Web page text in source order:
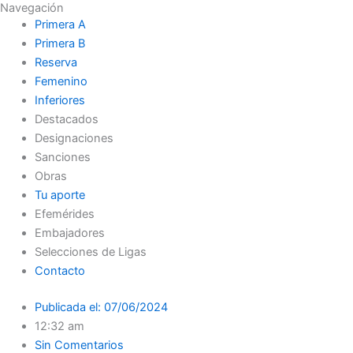
Navegación
Primera A
Primera B
Reserva
Femenino
Inferiores
Destacados
Designaciones
Sanciones
Obras
Tu aporte
Efemérides
Embajadores
Selecciones de Ligas
Contacto
Publicada el: 07/06/2024
12:32 am
Sin Comentarios